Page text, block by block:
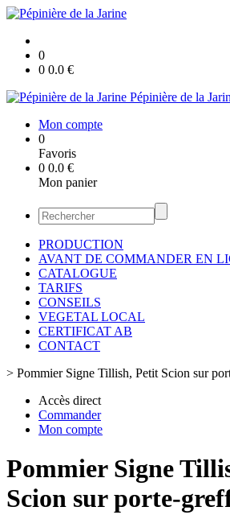
0
0 0.0 €
Pépinière de la
Mon compte
0
Favoris
0 0.0 €
Mon panier
PRODUCTION
AVANT DE COMMANDER EN
CATALOGUE
TARIFS
CONSEILS
VEGETAL LOCAL
CERTIFICAT AB
CONTACT
> Pommier Signe Tillish, Petit Scion sur
Accès direct
Commander
Mon compte
Pommier Signe
Scion sur porte-